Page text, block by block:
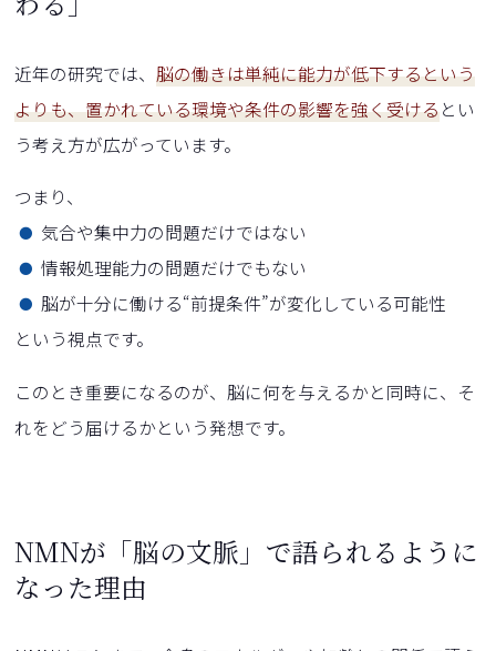
近年の研究では、脳の働きは単純に能力が低下するという
よりも、置かれている環境や条件の影響を強く受けるとい
う考え方が広がっています。
つまり、
気合や集中力の問題だけではない
情報処理能力の問題だけでもない
脳が十分に働ける“前提条件”が変化している可能性
という視点です。
このとき重要になるのが、脳に何を与えるかと同時に、そ
れをどう届けるかという発想です。
NMNが「脳の文脈」で語られるように
なった理由